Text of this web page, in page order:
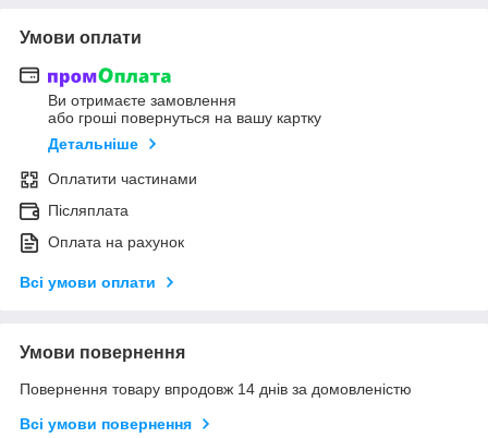
Умови оплати
Ви отримаєте замовлення
або гроші повернуться на вашу картку
Детальніше
Оплатити частинами
Післяплата
Оплата на рахунок
Всі умови оплати
Умови повернення
Повернення товару впродовж 14 днів за домовленістю
Всі умови повернення